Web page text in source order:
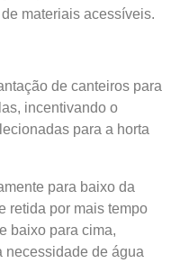
materiais acessíveis.
de canteiros para
incentivando o
para a horta
para baixo da
retida por mais tempo
baixo para cima,
necessidade de água